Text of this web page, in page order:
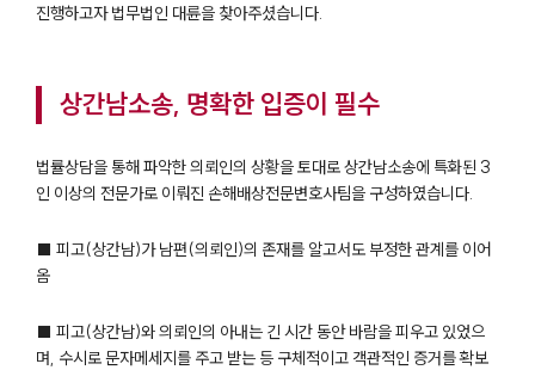
진행하고자 법무법인 대륜을 찾아주셨습니다.
상간남소송, 명확한 입증이 필수
법률상담을 통해 파악한 의뢰인의 상황을 토대로 상간남소송에 특화된 3
인 이상의 전문가로 이뤄진 손해배상전문변호사팀을 구성하였습니다.
■ 피고(상간남)가 남편(의뢰인)의 존재를 알고서도 부정한 관계를 이어
옴
■ 피고(상간남)와 의뢰인의 아내는 긴 시간 동안 바람을 피우고 있었으
며, 수시로 문자메세지를 주고 받는 등 구체적이고 객관적인 증거를 확보